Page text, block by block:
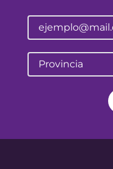
Provincia